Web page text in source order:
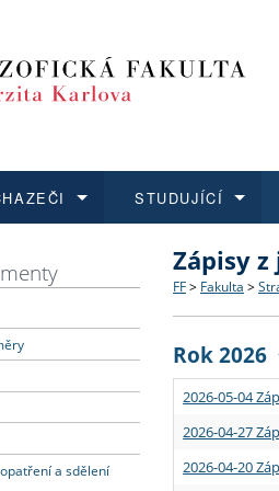
Struktura
Strategie
Podpora
Co
Učitelské
STUDUJÍCÍ
Rigorózní
O vědě a
Granty a
Aktuální
a sdělení
Zápisy
FF > Fakulta >
Rok 2026
2026-05-04
2026-04-27
2026-04-20